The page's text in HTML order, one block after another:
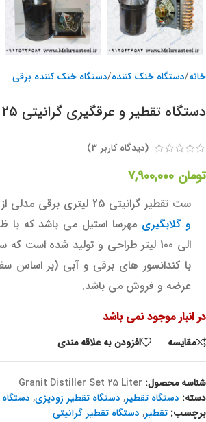
خانه/دستگاه خنک کننده/دستگاه خنک کننده برقی
دستگاه تقطیر و عرقگیری گرانیتی 25 لیتری برقی
(دیدگاه کاربر 3
)
تومان
ست تقطیر گرانیتی 25 لیتری برقی مدلی از
و گلابگیری
الی 100 لیتر طراحی و تولید شده است
با کندانسور های برقی و آبی (بر اساس
عرضه و فروش می باشد.
در انبار موجود نمی باشد
مقايسه افزودن به علاقه مندی
شناسه محصول: Granit Distiller Set 25 Liter
دسته: دستگاه تقطیر, دستگاه تقطیر زودپزی,
برچسب: تقطیر, دستگاه تقطیر گرانیتی